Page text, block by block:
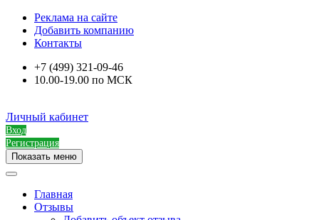
Реклама на сайте
Добавить компанию
Контакты
+7 (499) 321-09-46
10.00-19.00 по МСК
Личный кабинет
Вход
Регистрация
Показать меню
Главная
Отзывы